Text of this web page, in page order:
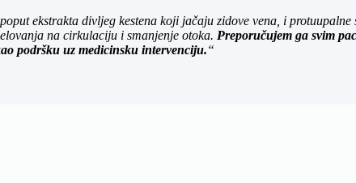
ekstrakta divljeg kestena koji jačaju zidove vena, i
na cirkulaciju i smanjenje otoka. Preporučujem ga svim
podršku uz medicinsku intervenciju.“